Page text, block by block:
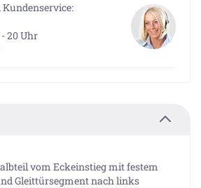
Kundenservice:
20 Uhr
vom Eckeinstieg mit festem
Gleittürsegment nach links